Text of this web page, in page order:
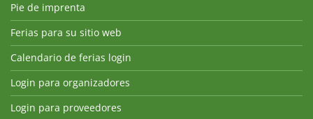
Pie de imprenta
Ferias para su sitio web
Calendario de ferias login
Login para organizadores
Login para proveedores